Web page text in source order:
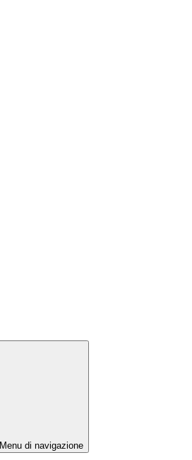
Menu di navigazione